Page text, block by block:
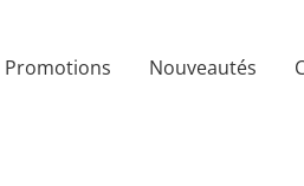
Promotions Nouveautés